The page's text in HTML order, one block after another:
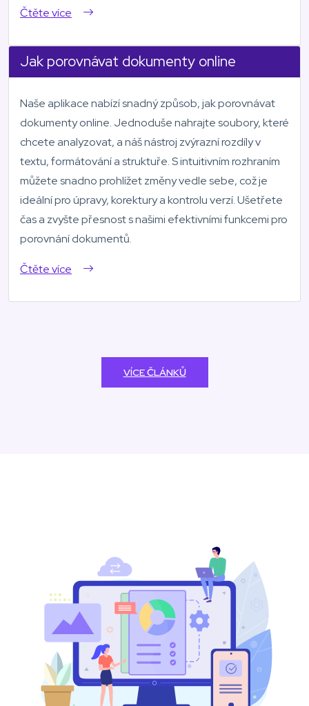
Čtěte více
Jak porovnávat dokumenty online
Naše aplikace nabízí snadný způsob, jak porovnávat
dokumenty online. Jednoduše nahrajte soubory, které
chcete analyzovat, a náš nástroj zvýrazní rozdíly v
textu, formátování a struktuře. S intuitivním rozhraním
můžete snadno prohlížet změny vedle sebe, což je
ideální pro úpravy, korektury a kontrolu verzí. Ušetřete
čas a zvyšte přesnost s našimi efektivními funkcemi pro
porovnání dokumentů.
Čtěte více
VÍCE ČLÁNKŮ